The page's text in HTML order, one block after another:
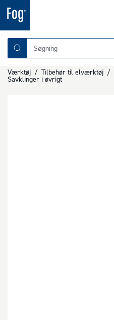
Værktøj / Tilbehør til elværktøj /
Savklinger i øvrigt